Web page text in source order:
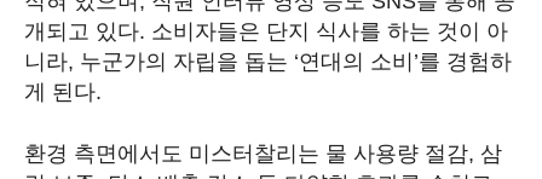
개되고 있다. 소비자들은 단지 식사를 하는 것이 아
니라, 누군가의 자립을 돕는 ‘연대의 소비’를 경험하
게 된다.
환경 측면에서도 미스터찰리는 물 사용량 절감, 삼